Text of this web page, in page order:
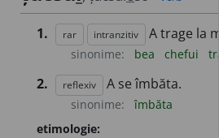
1. rar intranzitiv A trage la
sinonime: bea chefui
2. reflexiv A se îmbăta.
sinonime:
îmbăta
etimologie: